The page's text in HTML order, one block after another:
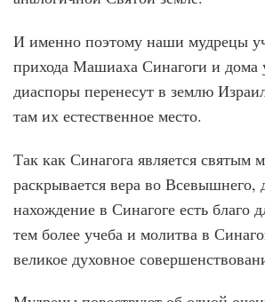
И именно поэтому наши мудрецы
прихода Машиаха Синагоги и дома
диаспоры перенесут в землю
там их естественное место.
Так как Синагога является святым
раскрывается вера во Всевышнего,
нахождение в Синагоге есть благо
тем более учеба и молитва в
великое духовное